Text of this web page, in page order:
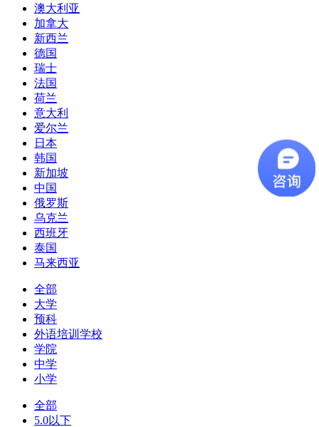
澳大利亚
加拿大
新西兰
德国
瑞士
法国
荷兰
意大利
爱尔兰
日本
韩国
新加坡
中国
俄罗斯
乌克兰
西班牙
泰国
马来西亚
全部
大学
预科
外语培训学校
学院
中学
小学
全部
5.0以下